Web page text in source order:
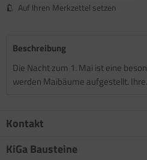
Auf Ihren Merkzettel setzen
Beschreibung
Die Nacht zum 1. Mai ist eine
werden Maibäume aufgestellt.
Kontakt
KiGa Bausteine